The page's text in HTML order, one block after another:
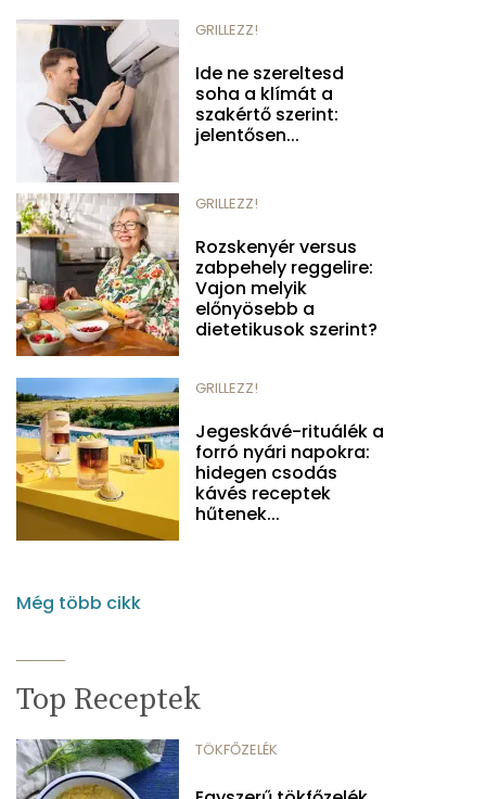
GRILLEZZ!
Ide ne szereltesd
soha a klímát a
szakértő szerint:
jelentősen...
GRILLEZZ!
Rozskenyér versus
zabpehely reggelire:
Vajon melyik
előnyösebb a
dietetikusok szerint?
GRILLEZZ!
Jegeskávé-rituálék a
forró nyári napokra:
hidegen csodás
kávés receptek
hűtenek...
Még több cikk
Top Receptek
TÖKFŐZELÉK